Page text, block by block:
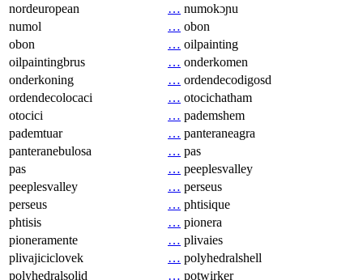
nordeuropean
… numokɔɲu
numol
… obon
obon
… oilpainting
oilpaintingbrus
… onderkomen
onderkoning
… ordendecodigosd
ordendecolocaci
… otocichatham
otocici
… pademshem
pademtuar
… panteraneagra
panteranebulosa
… pas
pas
… peeplesvalley
peeplesvalley
… perseus
perseus
… phtisique
phtisis
… pionera
pioneramente
… plivaies
plivajiciclovek
… polyhedralshell
polyhedralsolid
… potwirker